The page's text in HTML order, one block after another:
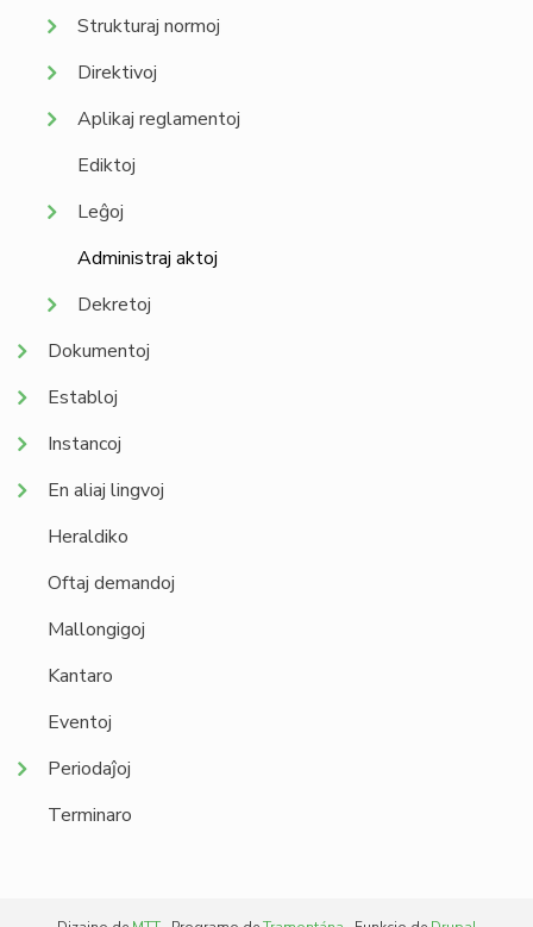
Strukturaj normoj
Direktivoj
Aplikaj reglamentoj
Ediktoj
Leĝoj
Administraj aktoj
Dekretoj
Dokumentoj
Establoj
Instancoj
En aliaj lingvoj
Heraldiko
Oftaj demandoj
Mallongigoj
Kantaro
Eventoj
Periodaĵoj
Terminaro